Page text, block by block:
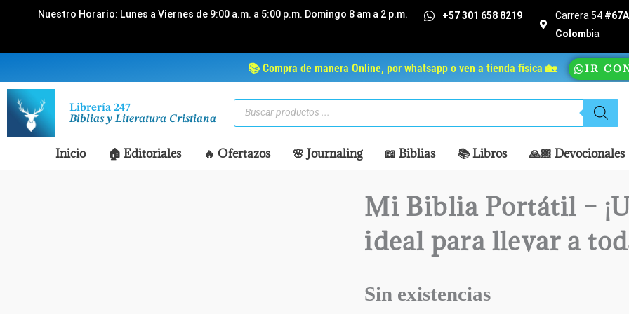
Nuestro Horario: Lunes a Viernes de 9:00 a.m. a 5:00 p.m. Domingo 8 am a 2 p.m. +57 301 658 8219 Carrera 54
Colombia
📚 Compra de manera Online, por whatsapp o ven a tienda física 🏡 IR
Librería 247
Biblias y Literatura Cristiana
Búsqueda
productos
Inicio 🏠 Editoriales 🔥 Ofertazos 🌸 Journaling 📖 Biblias 📚 Libros 🙏🏼 Devocionales
Mi Biblia Portátil –
ideal para llevar a
Sin existencias